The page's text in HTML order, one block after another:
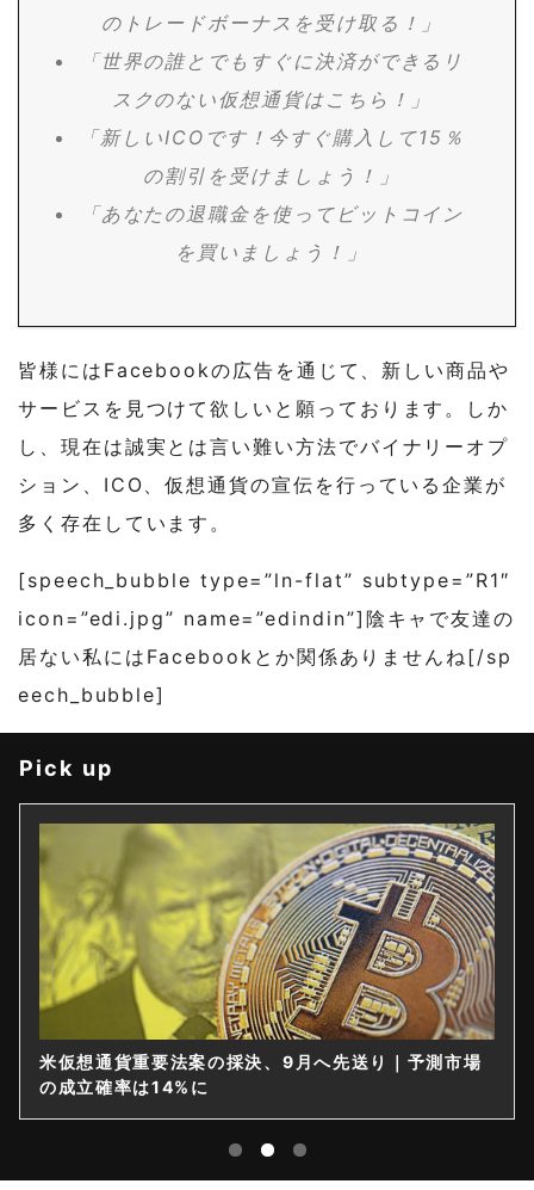
のトレードボーナスを受け取る！」
「世界の誰とでもすぐに決済ができるリ
スクのない仮想通貨はこちら！」
「新しいICOです！今すぐ購入して15％
の割引を受けましょう！」
「あなたの退職金を使ってビットコイン
を買いましょう！」
皆様にはFacebookの広告を通じて、新しい商品や
サービスを見つけて欲しいと願っております。しか
し、現在は誠実とは言い難い方法でバイナリーオプ
ション、ICO、仮想通貨の宣伝を行っている企業が
多く存在しています。
[speech_bubble type=”ln-flat” subtype=”R1″
icon=”edi.jpg” name=”edindin”]陰キャで友達の
居ない私にはFacebookとか関係ありませんね[/sp
eech_bubble]
Pick up
米仮想通貨重要法案の採決、9月へ先送り｜予測市場
の成立確率は14%に